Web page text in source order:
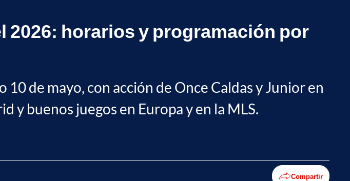
2026: horarios y programación por
de mayo, con acción de Once Caldas y Junior en
y buenos juegos en Europa y en la MLS.
Compartir